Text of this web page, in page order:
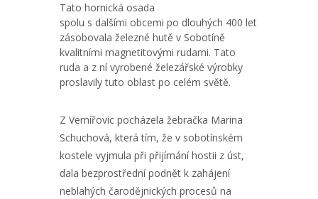
Tato hornická osada
spolu s dalšími obcemi po dlouhých 400 let
zásobovala železné hutě v Sobotíně
kvalitními magnetitovými rudami. Tato
ruda a z ní vyrobené železářské výrobky
proslavily tuto oblast po celém světě.
Z Vernířovic pocházela žebračka Marina
Schuchová, která tím, že v sobotínském
kostele vyjmula při přijímání hostii z úst,
dala bezprostřední podnět k zahájení
neblahých čarodějnických procesů na